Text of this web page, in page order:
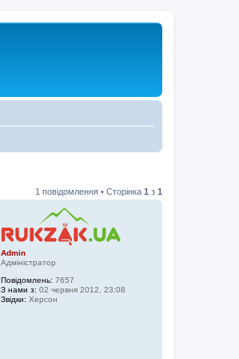
1 повідомлення • Сторінка 1 з 1
Admin
Адміністратор
Повідомлень: 7657
З нами з: 02 червня 2012, 23:08
Звідки: Херсон